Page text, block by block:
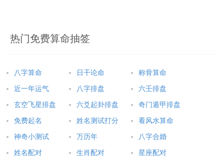
热门免费算命抽签
八字算命 日干论命 称骨算命
近一年运气 八字排盘 六壬排盘
玄空飞星排盘 六爻起卦排盘 奇门遁甲排盘
免费起名 姓名测试打分 看风水算命
神奇小测试 万历年 八字合婚
姓名配对 生肖配对 星座配对